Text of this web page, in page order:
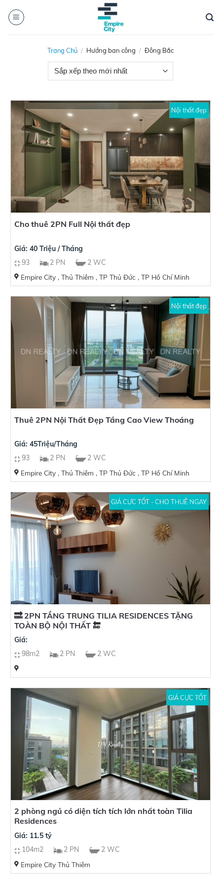
Trang Chủ / Hướng ban công / Đông Bắc
Nội thất đẹp
Cho thuê 2PN Full Nội thất đẹp
Giá: 40 Triệu / Tháng
93
2 PN 2 WC
Empire City , Thủ Thiêm , TP Thủ Đức , TP Hồ Chí Minh
Nội thất đẹp
Thuê 2PN Nội Thất Đẹp Tầng Cao View Thoáng
Giá: 45Triệu/Tháng
93
2 PN 2 WC
Empire City , Thủ Thiêm , TP Thủ Đức , TP Hồ Chí Minh
GIÁ CỰC TỐT - CHO THUÊ NGAY
🔜 2PN TẦNG TRUNG TILIA RESIDENCES TẶNG
TOÀN BỘ NỘI THẤT 🔚
Giá:
98m2
2 PN 2 WC
GIÁ CỰC TỐT
2 phòng ngủ có diện tích tích lớn nhất toàn Tilia
Residences
Giá: 11.5 tỷ
104m2
2 PN 2 WC
Empire City Thủ Thiêm